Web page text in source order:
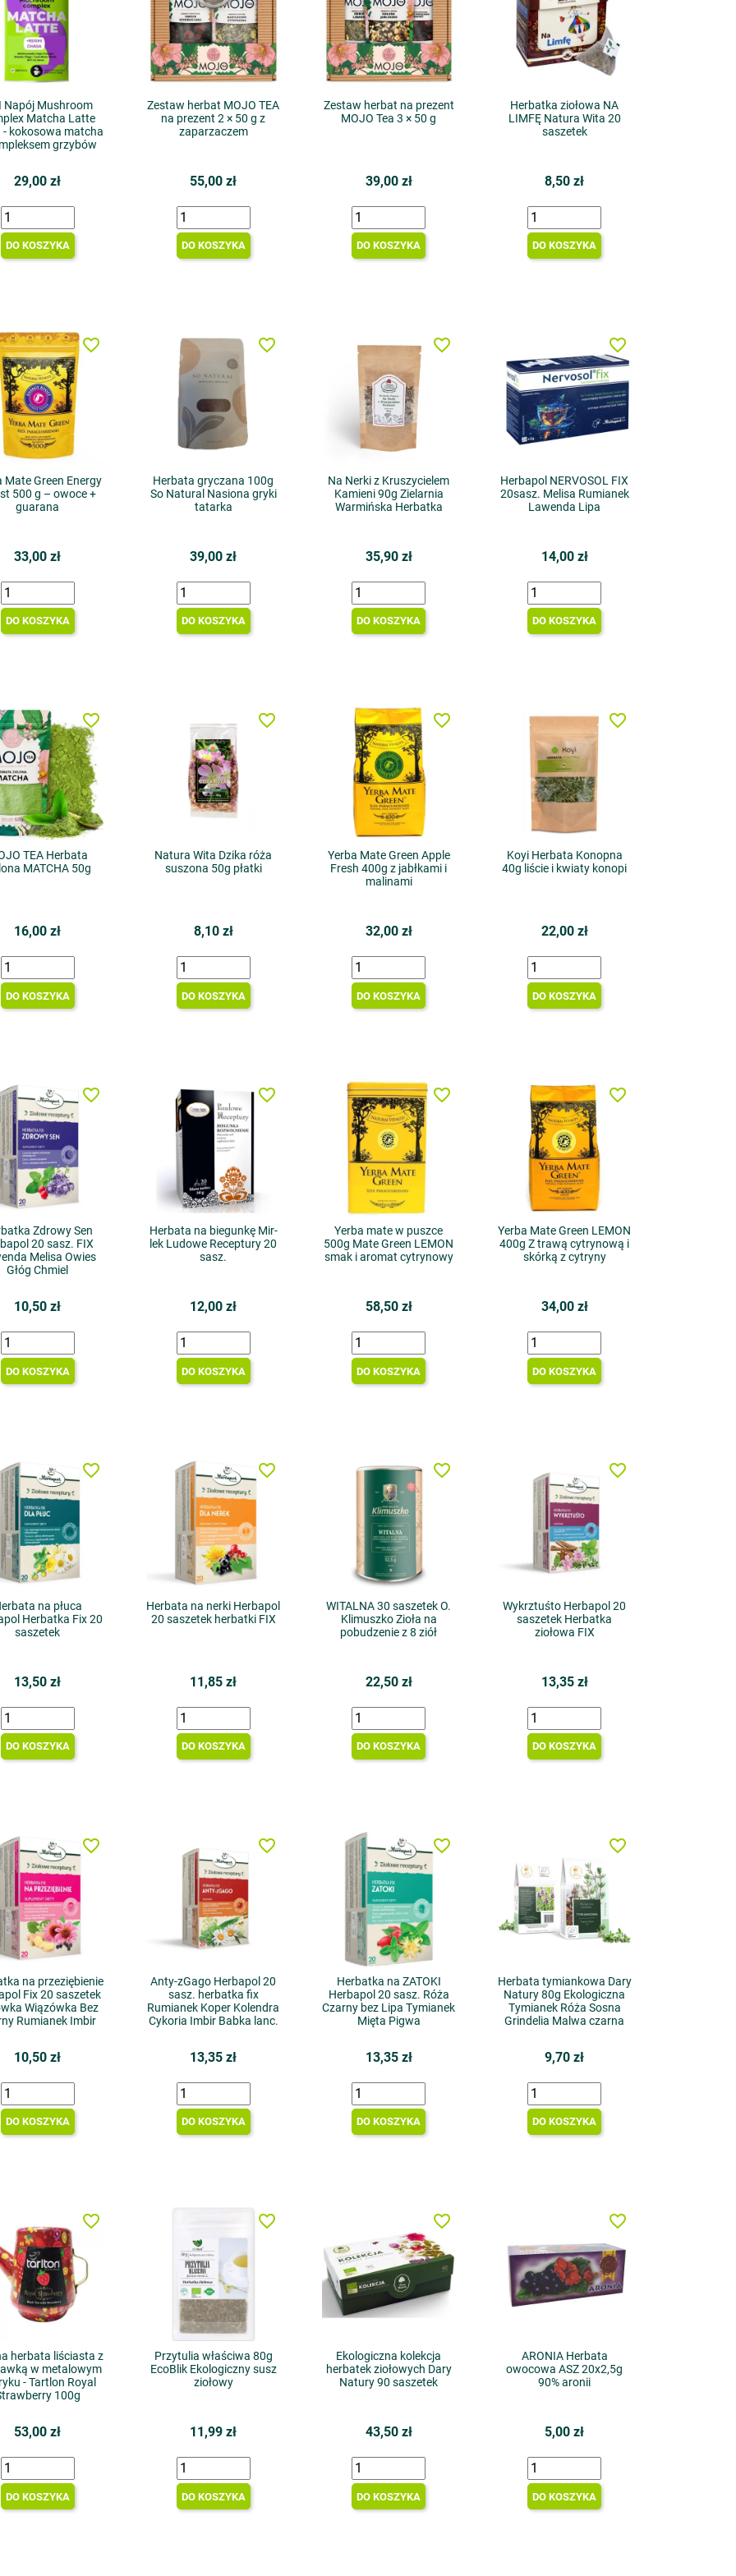
Napój Mushroom
Matcha Latte
- kokosowa matcha
grzybów
29,00 zł
DO KOSZYKA
Zestaw herbat MOJO TEA
na prezent 2 × 50 g z
zaparzaczem
55,00 zł
DO KOSZYKA
Zestaw herbat na prezent
MOJO Tea 3 × 50 g
39,00 zł
DO KOSZYKA
Herbatka ziołowa NA
LIMFĘ Natura Wita 20
saszetek
8,50 zł
DO KOSZYKA
Mate Green Energy
500 g – owoce +
guarana
33,00 zł
DO KOSZYKA
favorite_border
Herbata gryczana 100g
So Natural Nasiona gryki
tatarka
39,00 zł
DO KOSZYKA
favorite_border
Na Nerki z Kruszycielem
Kamieni 90g Zielarnia
Warmińska Herbatka
35,90 zł
DO KOSZYKA
favorite_border
Herbapol NERVOSOL FIX
20sasz. Melisa Rumianek
Lawenda Lipa
14,00 zł
DO KOSZYKA
favorite_border
TEA Herbata
MATCHA 50g
16,00 zł
DO KOSZYKA
favorite_border
Natura Wita Dzika róża
suszona 50g płatki
8,10 zł
DO KOSZYKA
favorite_border
Yerba Mate Green Apple
Fresh 400g z jabłkami i
malinami
32,00 zł
DO KOSZYKA
favorite_border
Koyi Herbata Konopna
40g liście i kwiaty konopi
22,00 zł
DO KOSZYKA
favorite_border
Zdrowy Sen
20 sasz. FIX
Melisa Owies
Głóg Chmiel
10,50 zł
DO KOSZYKA
favorite_border
Herbata na biegunkę Mir-
lek Ludowe Receptury 20
sasz.
12,00 zł
DO KOSZYKA
favorite_border
Yerba mate w puszce
500g Mate Green LEMON
smak i aromat cytrynowy
58,50 zł
DO KOSZYKA
favorite_border
Yerba Mate Green LEMON
400g Z trawą cytrynową i
skórką z cytryny
34,00 zł
DO KOSZYKA
favorite_border
na płuca
Herbatka Fix 20
saszetek
13,50 zł
DO KOSZYKA
favorite_border
Herbata na nerki Herbapol
20 saszetek herbatki FIX
11,85 zł
DO KOSZYKA
favorite_border
WITALNA 30 saszetek O.
Klimuszko Zioła na
pobudzenie z 8 ziół
22,50 zł
DO KOSZYKA
favorite_border
Wykrztuśto Herbapol 20
saszetek Herbatka
ziołowa FIX
13,35 zł
DO KOSZYKA
favorite_border
na przeziębienie
Fix 20 saszetek
Wiązówka Bez
Rumianek Imbir
10,50 zł
DO KOSZYKA
favorite_border
Anty-zGago Herbapol 20
sasz. herbatka fix
Rumianek Koper Kolendra
Cykoria Imbir Babka lanc.
13,35 zł
DO KOSZYKA
favorite_border
Herbatka na ZATOKI
Herbapol 20 sasz. Róża
Czarny bez Lipa Tymianek
Mięta Pigwa
13,35 zł
DO KOSZYKA
favorite_border
Herbata tymiankowa Dary
Natury 80g Ekologiczna
Tymianek Róża Sosna
Grindelia Malwa czarna
9,70 zł
DO KOSZYKA
favorite_border
herbata liściasta z
w metalowym
- Tartlon Royal
100g
53,00 zł
DO KOSZYKA
favorite_border
Przytulia właściwa 80g
EcoBlik Ekologiczny susz
ziołowy
11,99 zł
DO KOSZYKA
favorite_border
Ekologiczna kolekcja
herbatek ziołowych Dary
Natury 90 saszetek
43,50 zł
DO KOSZYKA
favorite_border
ARONIA Herbata
owocowa ASZ 20x2,5g
90% aronii
5,00 zł
DO KOSZYKA
favorite_border